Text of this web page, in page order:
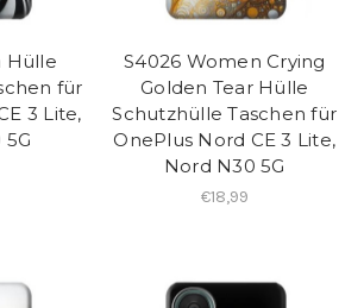
Hülle
für
3 Lite,
S4026 Women Crying
Golden Tear Hülle
Schutzhülle Taschen für
OnePlus Nord CE 3 Lite,
Nord N30 5G
€18,99